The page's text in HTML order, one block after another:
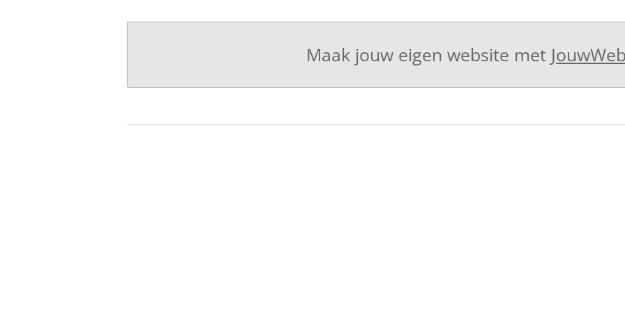
Maak jouw eigen website met